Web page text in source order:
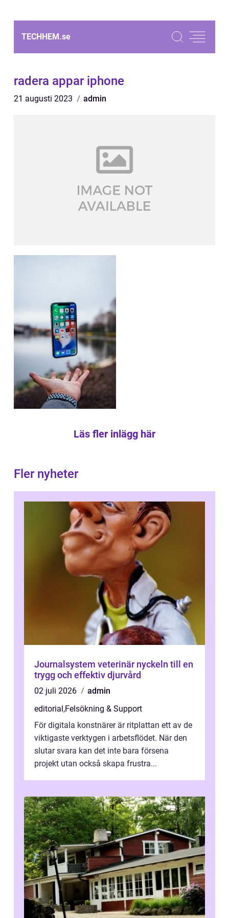
TECHHEM.se
radera appar iphone
21 augusti 2023 admin
Läs fler inlägg här
Fler nyheter
Journalsystem veterinär nyckeln till en
trygg och effektiv djurvård
02 juli 2026
admin
editorial,Felsökning & Support
För digitala konstnärer är ritplattan ett av de
viktigaste verktygen i arbetsflödet. När den
slutar svara kan det inte bara försena
projekt utan också skapa frustra...